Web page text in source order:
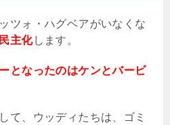
ツォ・ハグベアがいなくな
民主化します。
となったのはケンとバービ
て、ウッディたちは、ゴミ